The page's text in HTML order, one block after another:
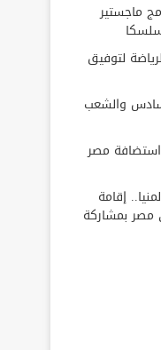
ماجستير
لتوفيق
والشعب
مصر
إقامة
مصر بمشاركة